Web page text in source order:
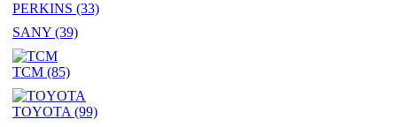
PERKINS (33)
SANY (39)
TCM (85)
TOYOTA (99)